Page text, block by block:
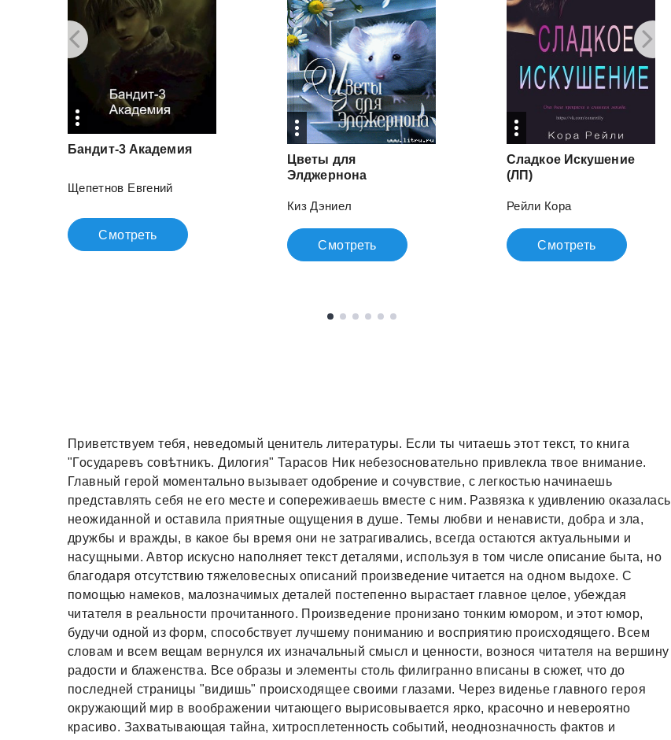
Бандит-3 Академия
Щепетнов Евгений
Смотреть
Цветы для
Элджернона
Киз Дэниел
Смотреть
Сладкое Искушение
(ЛП)
Рейли Кора
Смотреть
Приветствуем тебя, неведомый ценитель литературы. Если ты читаешь этот текст, то книга
"Государевъ совѣтникъ. Дилогия" Тарасов Ник небезосновательно привлекла твое внимание.
Главный герой моментально вызывает одобрение и сочувствие, с легкостью начинаешь
представлять себя не его месте и сопереживаешь вместе с ним. Развязка к удивлению оказалась
неожиданной и оставила приятные ощущения в душе. Темы любви и ненависти, добра и зла,
дружбы и вражды, в какое бы время они не затрагивались, всегда остаются актуальными и
насущными. Автор искусно наполняет текст деталями, используя в том числе описание быта, но
благодаря отсутствию тяжеловесных описаний произведение читается на одном выдохе. С
помощью намеков, малозначимых деталей постепенно вырастает главное целое, убеждая
читателя в реальности прочитанного. Произведение пронизано тонким юмором, и этот юмор,
будучи одной из форм, способствует лучшему пониманию и восприятию происходящего. Всем
словам и всем вещам вернулся их изначальный смысл и ценности, вознося читателя на вершину
радости и блаженства. Все образы и элементы столь филигранно вписаны в сюжет, что до
последней страницы "видишь" происходящее своими глазами. Через виденье главного героя
окружающий мир в воображении читающего вырисовывается ярко, красочно и невероятно
красиво. Захватывающая тайна, хитросплетенность событий, неоднозначность фактов и